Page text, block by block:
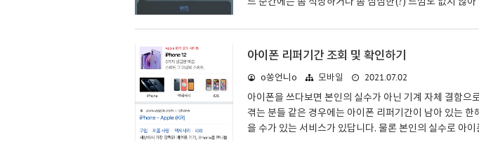
메세지 등을 하루에도 몇번이나 바꾸는 걸 봤었습니다(제
아이폰 카카오톡 채팅방 배경화면을 변경하는 것도 식상해
의 요소도 있으니 간단하게 카카오톡 배경화면 바꾸는 방
니다. 우선 카카오톡을 실행하신 뒤에 우측 상단에 있는
게 되면 하단에 메뉴가 생성되면 그 중에 전체 설정을 클릭
아이폰 리퍼기간 조회 및 확인하기
o쏭언니o 모바일
2021.07.02
아이폰을 쓰다보면 본인의 실수가 아닌 기계 자체 결함으
겪는 분들 같은 경우에는 아이폰 리퍼기간이 남아 있는 한
을 수가 있는 서비스가 있답니다. 물론 본인의 실수로 아